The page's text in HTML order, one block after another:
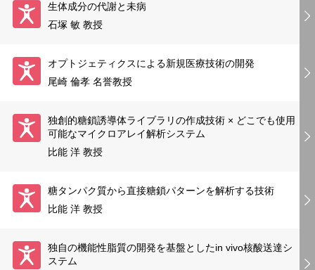
生体成分の代謝と未病
石塚 敏 教授
オプトジェティクスによる新規医療技術の開発
尾崎 倫孝 名誉教授
独創的糖鎖誘導体ライブラリの作成技術 × どこでも使用
可能なマイクロアレイ解析システム
比能 洋 教授
糖タンパク質から直接糖鎖パターンを解析する技術
比能 洋 教授
独自の機能性脂質の開発を基盤としたin vivo核酸送達シ
ステム